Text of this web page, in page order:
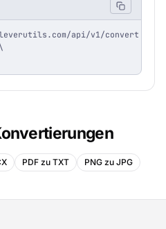
api/v1/convert \
PDF zu TXT PNG zu JPG